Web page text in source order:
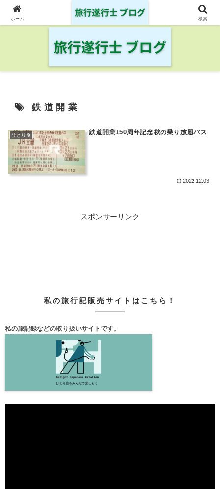
日本の鉄道・空港を制覇した旅行遂行士の旅の記録
鉄道開業
ひとり旅 鉄道開業150周年記念秋の乗り放題パス
2022.12.03
スポンサーリンク
私の旅行記販売サイトはこちら！
私の旅記録などの取り扱いサイトです。
ホーム 検索